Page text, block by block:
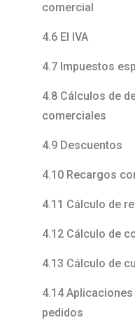
comercial
4.6 El IVA
4.7 Impuestos
4.8 Cálculos de
comerciales
4.9 Descuentos
4.10 Recargos
4.11 Cálculo de
4.12 Cálculo de
4.13 Cálculo de
4.14
pedidos